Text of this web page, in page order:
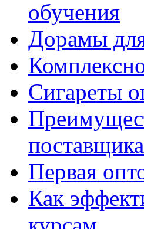
обучения
Дорамы
Сигареты
Первая
Как